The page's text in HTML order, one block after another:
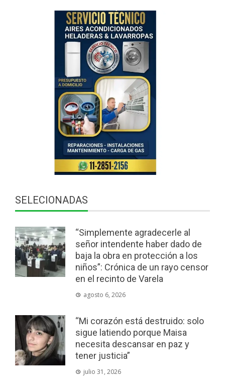
SELECIONADAS
“Simplemente agradecerle al
señor intendente haber dado de
baja la obra en protección a los
niños”: Crónica de un rayo censor
en el recinto de Varela
agosto 6, 2026
“Mi corazón está destruido: solo
sigue latiendo porque Maisa
necesita descansar en paz y
tener justicia”
julio 31, 2026